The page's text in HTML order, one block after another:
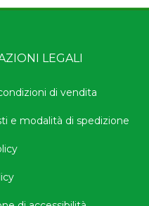
LEGALI
di vendita
e modalità di spedizione